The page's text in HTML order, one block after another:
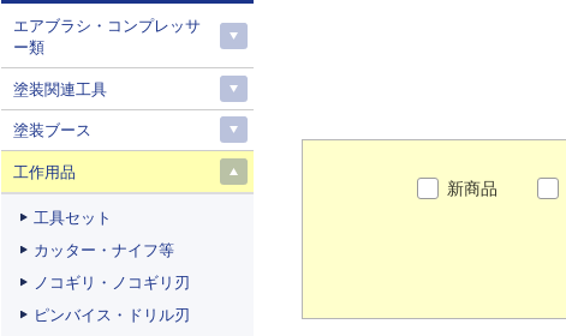
新商品
エアブラシ・コンプレッサ
ー類
塗装関連工具
塗装ブース
工作用品
工具セット
カッター・ナイフ等
ノコギリ・ノコギリ刃
ピンバイス・ドリル刃